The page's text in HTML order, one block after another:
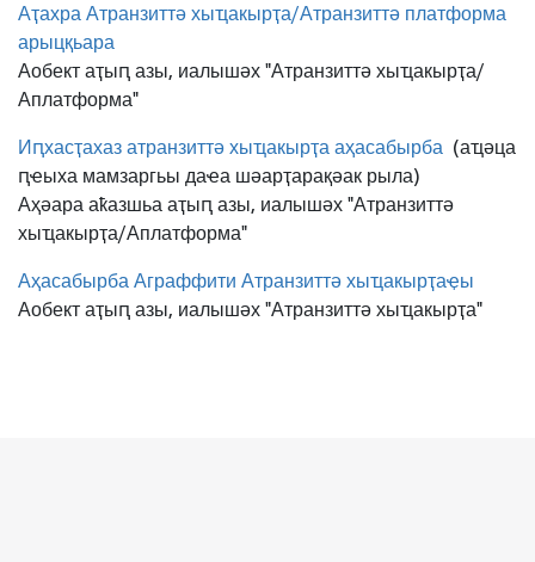
Аҭахра Атранзиттә хыҵакырҭа/Атранзиттә платформа
арыцқьара
Аобект аҭыԥ азы, иалышәх "Атранзиттә хыҵакырҭа/
Аплатформа"
Иԥхасҭахаз атранзиттә хыҵакырҭа аҳасабырба (аҵәца
ԥҽыха мамзаргьы даҽа шәарҭарақәак рыла)
Аҳәара аҟазшьа аҭыԥ азы, иалышәх "Атранзиттә
хыҵакырҭа/Аплатформа"
Аҳасабырба Аграффити Атранзиттә хыҵакырҭаҿы
Аобект аҭыԥ азы, иалышәх "Атранзиттә хыҵакырҭа"